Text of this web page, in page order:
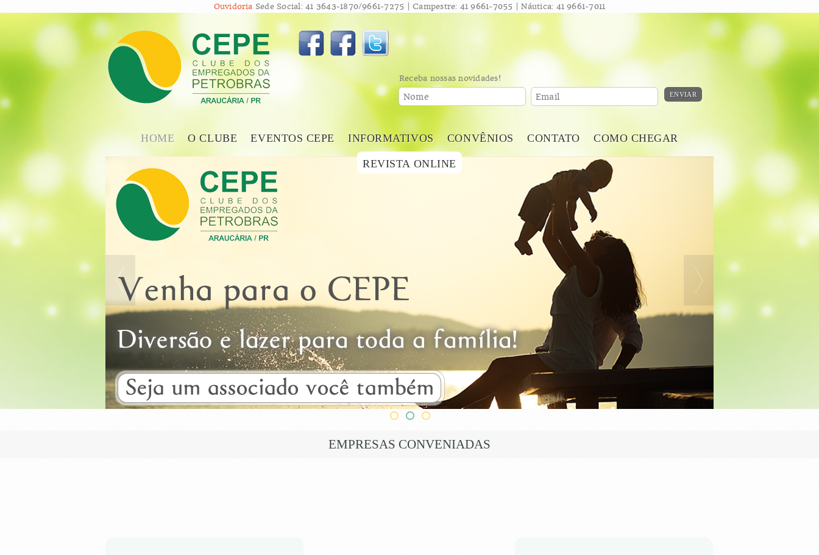
Ouvidoria Sede Social: 41 3643-1870/9661-7275 | Campestre: 41 9661-7055 | Náutica: 41 9661-7011
Receba nossas novidades!
Nome Email ENVIAR
HOME O CLUBE EVENTOS CEPE INFORMATIVOS CONVÊNIOS CONTATO COMO CHEGAR
REVISTA ONLINE
EMPRESAS CONVENIADAS